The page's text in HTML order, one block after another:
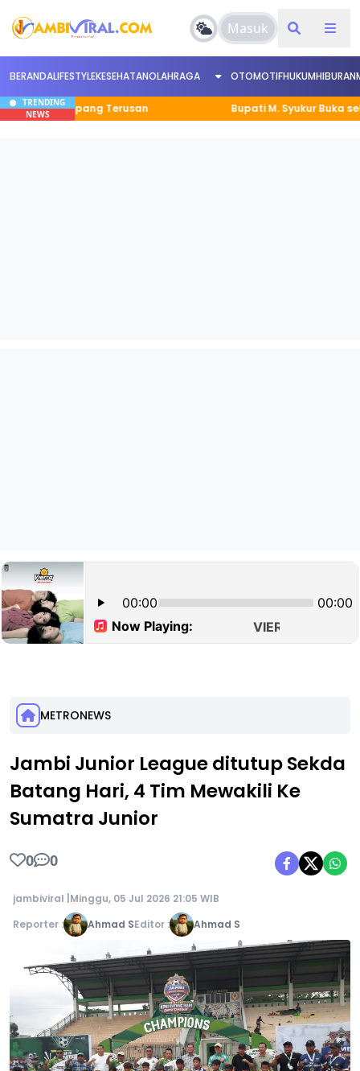
Masuk
BERANDALIFESTYLEKESEHATANOLAHRAGA OTOMOTIFHUKUMHIBURAN
TRENDING
NEWS
Simpang Terusan Bupati M. Syukur Buka
METRONEWS
Jambi Junior League ditutup Sekda
Batang Hari, 4 Tim Mewakili Ke
Sumatra Junior
0 0
jambiviral | Minggu, 05 Jul 2026 21:05 WIB
Reporter :
Ahmad SEditor : Ahmad S